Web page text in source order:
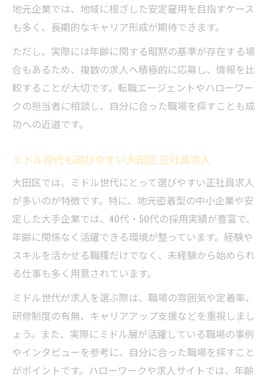
地元企業では、地域に根ざした安定雇用を目指すケース
も多く、長期的なキャリア形成が期待できます。
ただし、実際には年齢に関する暗黙の基準が存在する場
合もあるため、複数の求人へ積極的に応募し、情報を比
較することが大切です。転職エージェントやハローワー
クの担当者に相談し、自分に合った職場を探すことも成
功への近道です。
ミドル世代も選びやすい大田区 正社員求人
大田区では、ミドル世代にとって選びやすい正社員求人
が多いのが特徴です。特に、地元密着型の中小企業や安
定した大手企業では、40代・50代の採用実績が豊富で、
年齢に関係なく活躍できる環境が整っています。経験や
スキルを活かせる職種だけでなく、未経験から始められ
る仕事も多く用意されています。
ミドル世代が求人を選ぶ際は、職場の雰囲気や定着率、
研修制度の有無、キャリアアップ支援などを重視しまし
ょう。また、実際にミドル層が活躍している職場の事例
やインタビューを参考に、自分に合った職場を探すこと
がポイントです。ハローワークや求人サイトでは、年齢